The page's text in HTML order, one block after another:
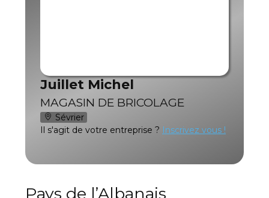
Juillet Michel
MAGASIN DE BRICOLAGE
Sévrier
Il s'agit de votre entreprise ? Inscrivez vous !
Pays de l’Albanais